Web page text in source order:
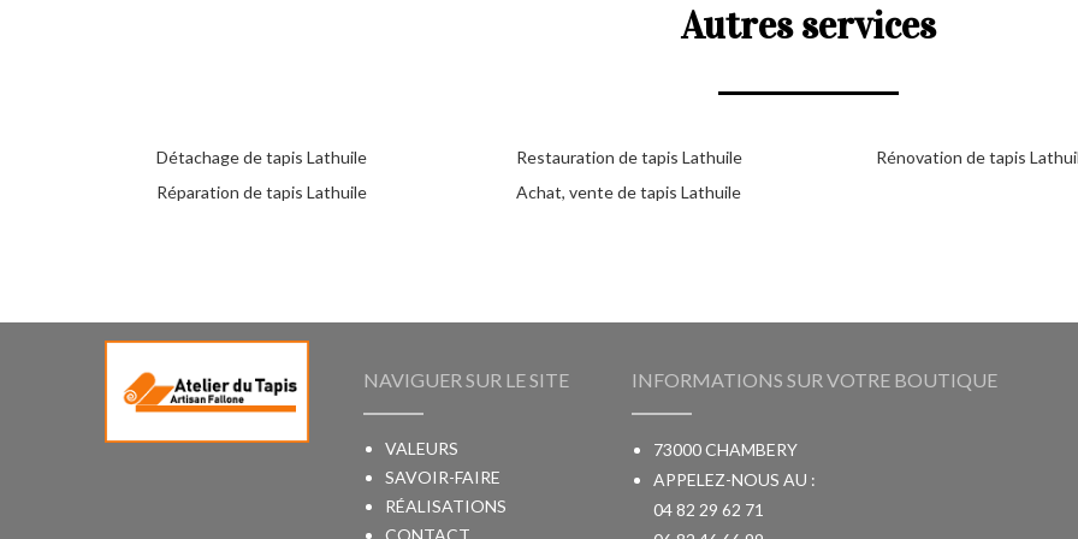
Autres services
Détachage de tapis Lathuile
Réparation de tapis Lathuile
Restauration de tapis Lathuile
Achat, vente de tapis Lathuile
Rénovation de tapis
NAVIGUER SUR LE SITE
VALEURS
SAVOIR-FAIRE
RÉALISATIONS
INFORMATIONS SUR VOTRE BOUTIQUE
73000 CHAMBERY
APPELEZ-NOUS AU :
04 82 29 62 71